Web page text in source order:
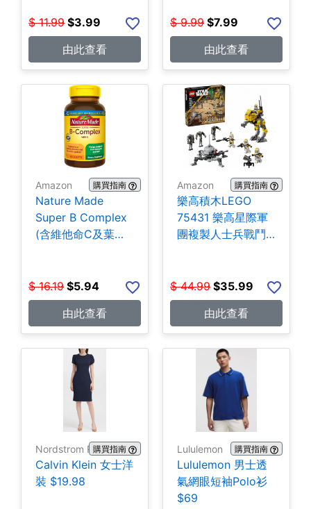
$ 11.99 $3.99
由此查看
$ 9.99 $7.99
由此查看
Amazon 購買指南
Nature Made
Super B Complex
(含維他命C及葉酸)
$ 16.19 $5.94
由此查看
Amazon 購買指南
樂高積木LEGO
75431 樂高星際軍
團複製人士兵戰鬥
$ 44.99 $35.99
由此查看
Nordstrom Rack購買指南
Calvin Klein 女士洋
裝 $19.98
Lululemon 購買指南
Lululemon 男士透
氣網眼短袖Polo衫
$69